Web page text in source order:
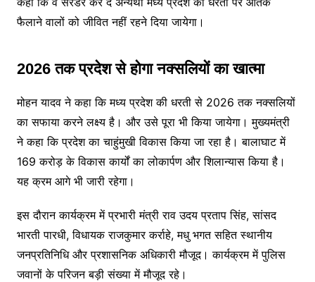
फैलाने वालों को जीवित नहीं रहने दिया जायेगा।
2026 तक प्रदेश से होगा नक्सलियों का खात्मा
मोहन यादव ने कहा कि मध्य प्रदेश की धरती से 2026 तक नक्सलियों
का सफाया करने लक्ष्य है। और उसे पूरा भी किया जायेगा। मुख्यमंत्री
ने कहा कि प्रदेश का चाहुंमुखी विकास किया जा रहा है। बालाघाट में
169 करोड़ के विकास कार्यों का लोकार्पण और शिलान्यास किया है।
यह क्रम आगे भी जारी रहेगा।
इस दौरान कार्यक्रम में प्रभारी मंत्री राव उदय प्रताप सिंह, सांसद
भारती पारधी, विधायक राजकुमार कर्राहे, मधु भगत सहित स्थानीय
जनप्रतिनिधि और प्रशासनिक अधिकारी मौजूद। कार्यक्रम में पुलिस
जवानों के परिजन बड़ी संख्या में मौजूद रहे।